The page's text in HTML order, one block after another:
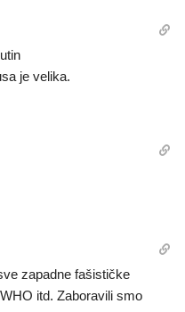
je velika.
zapadne fašističke
itd. Zaboravili smo